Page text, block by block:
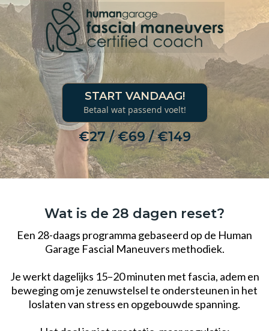
START VANDAAG!
Betaal wat passend voelt!
€27 / €69 / €149
Wat is de 28 dagen reset?
Een 28-daags programma gebaseerd op de Human
Garage Fascial Maneuvers methodiek.
Je werkt dagelijks 15–20 minuten met fascia, adem en
beweging om je zenuwstelsel te ondersteunen in het
loslaten van stress en opgebouwde spanning.